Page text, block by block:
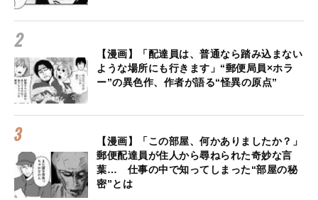
【漫画】「配達員は、普通なら踏み込まない
ような場所にも行きます」“郵便局員×ホラ
ー”の異色作、作者が語る“怪異の原点”
【漫画】「この部屋、何かありましたか？」
郵便配達員が住人から尋ねられた奇妙な言
葉… 仕事の中で知ってしまった“部屋の秘
密”とは